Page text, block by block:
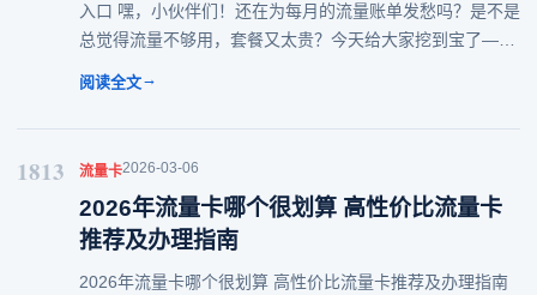
入口 嘿，小伙伴们！还在为每月的流量账单发愁吗？是不是
总觉得流量不够用，套餐又太贵？今天给大家挖到宝了——
阅读全文→
1813 流量卡2026-03-06
2026年流量卡哪个很划算 高性价比流量卡
推荐及办理指南
2026年流量卡哪个很划算 高性价比流量卡推荐及办理指南